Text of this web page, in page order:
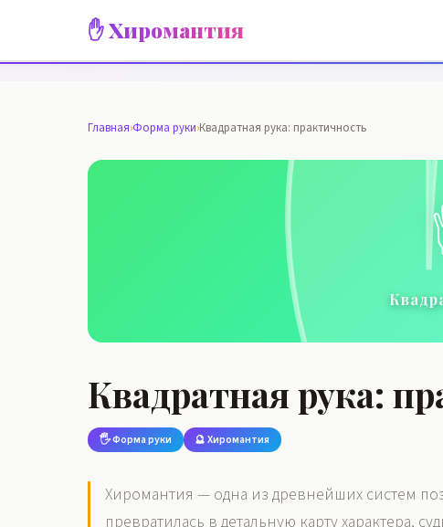
✋ Хиромантия
Главная›Форма руки›Квадратная рука: практичность
Квадратная рука:
🖐️ Форма руки 🔮 Хиромантия
Хиромантия — одна из древнейших систем
превратилась в детальную карту характера,